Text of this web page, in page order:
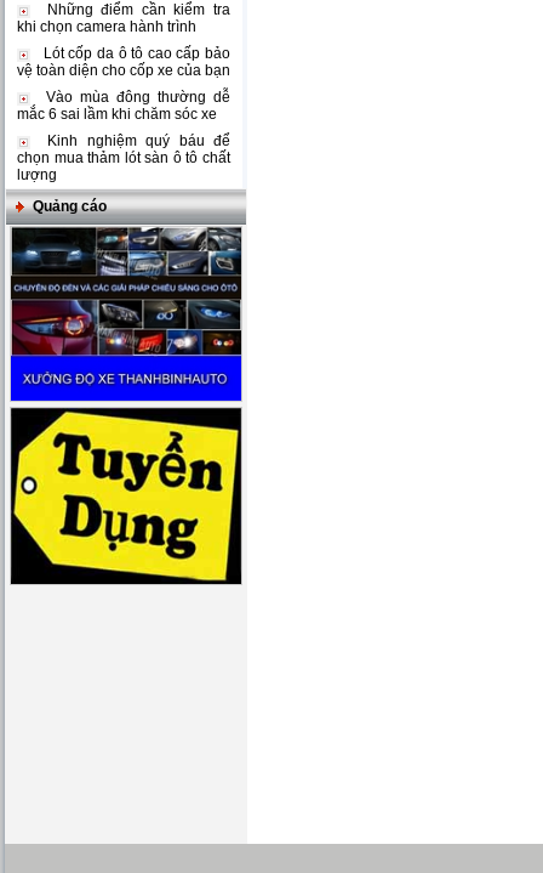
Những điểm cần kiểm tra
khi chọn camera hành trình
Lót cốp da ô tô cao cấp bảo
vệ toàn diện cho cốp xe của bạn
Vào mùa đông thường dễ
mắc 6 sai lầm khi chăm sóc xe
Kinh nghiệm quý báu để
chọn mua thảm lót sàn ô tô chất
lượng
Quảng cáo